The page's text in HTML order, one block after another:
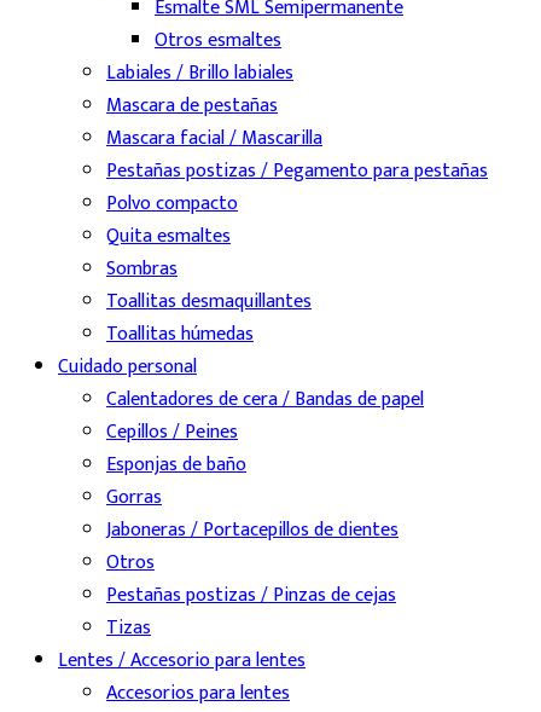
Esmalte SML Semipermanente
Otros esmaltes
Labiales / Brillo labiales
Mascara de pestañas
Mascara facial / Mascarilla
Pestañas postizas / Pegamento para pestañas
Polvo compacto
Quita esmaltes
Sombras
Toallitas desmaquillantes
Toallitas húmedas
Cuidado personal
Calentadores de cera / Bandas de papel
Cepillos / Peines
Esponjas de baño
Gorras
Jaboneras / Portacepillos de dientes
Otros
Pestañas postizas / Pinzas de cejas
Tizas
Lentes / Accesorio para lentes
Accesorios para lentes